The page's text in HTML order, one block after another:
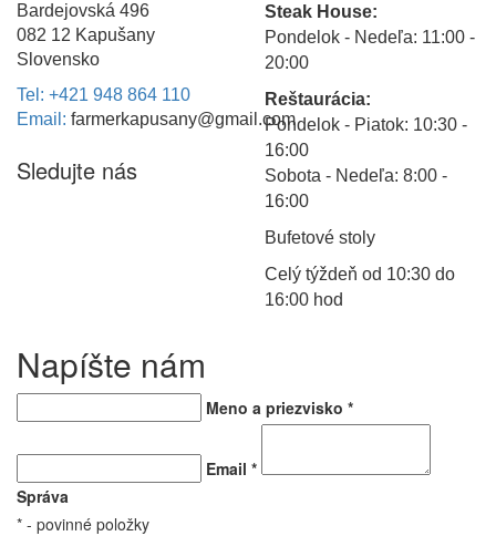
Bardejovská 496
082 12 Kapušany
Slovensko
Tel: +421 948 864 110
Email: farmerkapusany@gmail.com
Sledujte nás
Steak House:
Pondelok - Nedeľa: 11:00 -
20:00
Reštaurácia:
Pondelok - Piatok: 10:30 -
16:00
Sobota - Nedeľa: 8:00 -
16:00
Bufetové stoly
Celý týždeň od 10:30 do
16:00 hod
Napíšte nám
Meno a priezvisko *
Email *
Správa
* - povinné položky